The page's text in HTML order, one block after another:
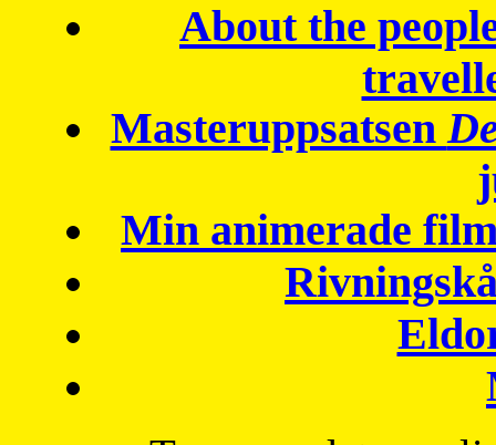
About the
Masteruppsatsen
Min animerade